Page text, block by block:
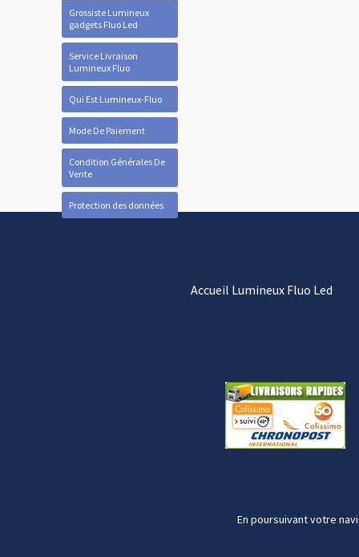
Grossiste Lumineux
gadgets Fluo Led
Service Livraison
Lumineux Fluo
Qui Est Lumineux-Fluo
Mode De Paiement
Condition Générales De
Vente
Protection des données
Accueil Lumineux Fluo Led
En poursuivant votre